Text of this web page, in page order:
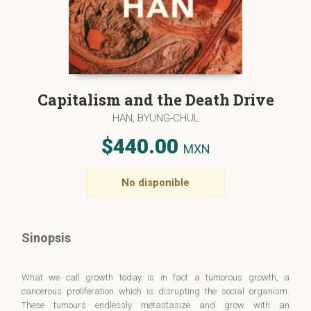
Capitalism and the Death Drive
HAN, BYUNG-CHUL
$440.00 MXN
No disponible
Sinopsis
What we call growth today is in fact a tumorous growth, a
cancerous proliferation which is disrupting the social organism.
These tumours endlessly metastasize and grow with an